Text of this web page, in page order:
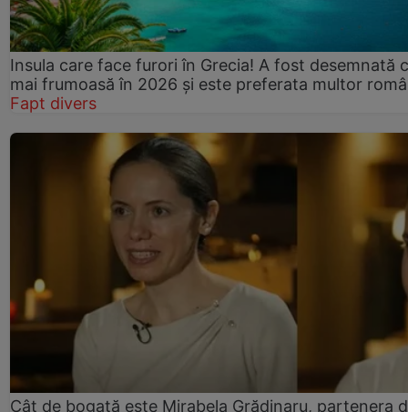
Insula care face furori în Grecia! A fost desemnată
mai frumoasă în 2026 și este preferata multor
Fapt divers
Cât de bogată este Mirabela Grădinaru, partenera